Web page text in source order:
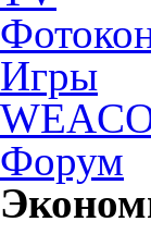
Игры
Форум